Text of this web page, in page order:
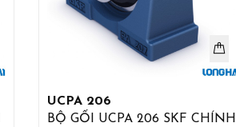
UCPA 206
BỘ GỐI UCPA 206 SKF CHÍNH